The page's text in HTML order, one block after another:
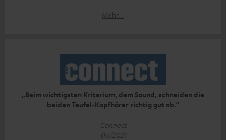
Mehr...
„Beim wichtigsten Kriterium, dem Sound, schneiden die
beiden Teufel-Kopfhörer richtig gut ab.“
Connect
06/2021